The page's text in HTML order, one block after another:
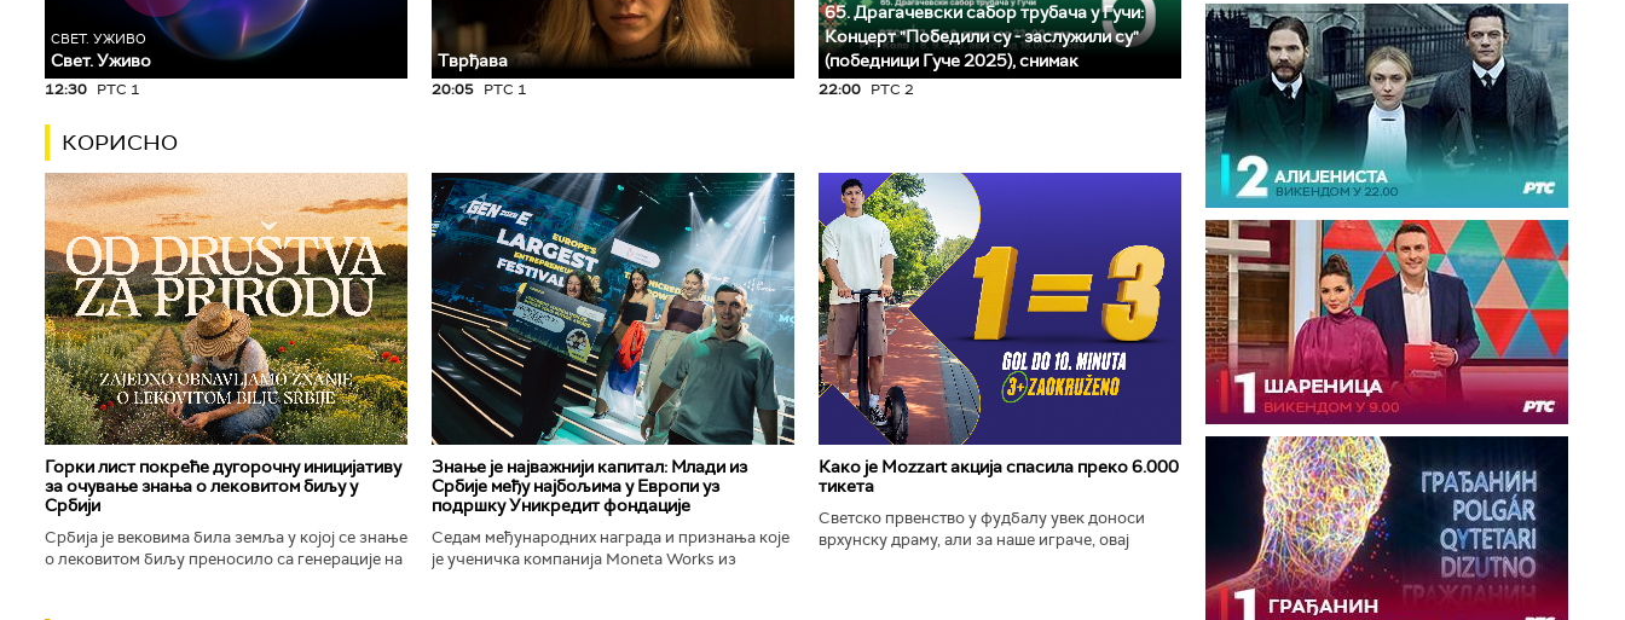
СВЕТ. УЖИВО
Свет. Уживо
12:30 РТС 1
Тврђава
20:05 РТС 1
65. Драгачевски сабор трубача у Гучи:
Концерт "Победили су - заслужили су"
(победници Гуче 2025), снимак
22:00 РТС 2
КОРИСНО
Горки лист покреће дугорочну иницијативу
за очување знања о лековитом биљу у
Србији
Србија је вековима била земља у којој се знање
о лековитом биљу преносило са генерације на
Знање је најважнији капитал: Млади из
Србије међу најбољима у Европи уз
подршку Уникредит фондације
Седам међународних награда и признања које
је ученичка компанија Moneta Works из
Како је Mozzart акција спасила преко 6.000
тикета
Светско првенство у фудбалу увек доноси
врхунску драму, али за наше играче, овај